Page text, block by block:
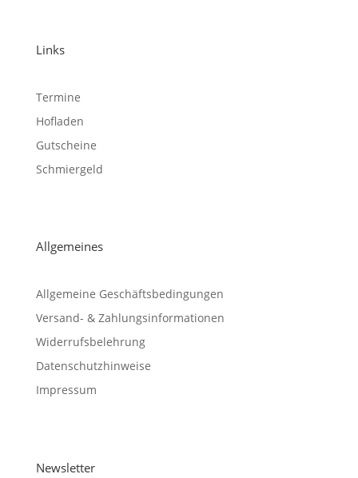
Links
Termine
Hofladen
Gutscheine
Schmiergeld
Allgemeines
Allgemeine Geschäftsbedingungen
Versand- & Zahlungsinformationen
Widerrufsbelehrung
Datenschutzhinweise
Impressum
Newsletter